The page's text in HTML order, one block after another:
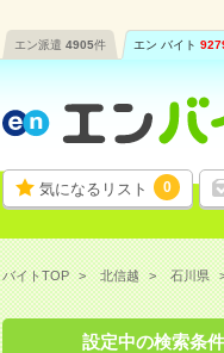
エン派遣 4905件 エン バイト
気になるリスト 0
バイトTOP 北信越 石川県
設定中の検索条件